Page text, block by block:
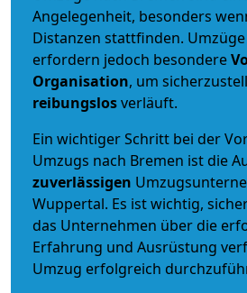
Angelegenheit, besonders
Distanzen stattfinden.
erfordern jedoch besondere
Organisation, um
reibungslosverläuft.
Ein wichtiger Schritt bei der
Umzugs nach Bremen ist die
zuverlässigen
Wuppertal. Es ist wichtig,
das Unternehmen über die
Erfahrung und Ausrüstung
Umzug erfolgreich